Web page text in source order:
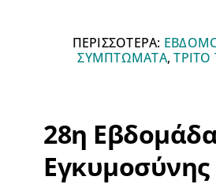
ΠΕΡΙΣΣΟΤΕΡΑ:
ΣΥΜΠΤΩΜΑΤΑ,
28η
Εγκυμοσύνης